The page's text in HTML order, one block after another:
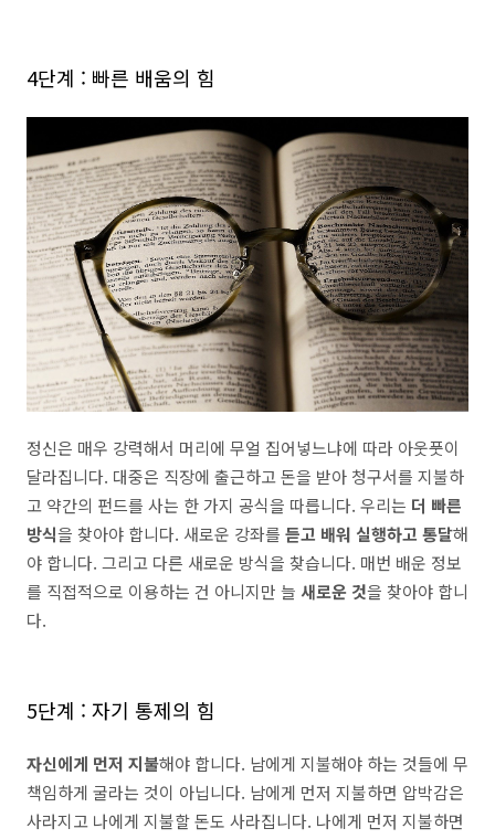
4단계 : 빠른 배움의 힘
정신은 매우 강력해서 머리에 무얼 집어넣느냐에 따라 아웃풋이
달라집니다. 대중은 직장에 출근하고 돈을 받아 청구서를 지불하
고 약간의 펀드를 사는 한 가지 공식을 따릅니다. 우리는 더 빠른
방식을 찾아야 합니다. 새로운 강좌를 듣고 배워 실행하고 통달해
야 합니다. 그리고 다른 새로운 방식을 찾습니다. 매번 배운 정보
를 직접적으로 이용하는 건 아니지만 늘 새로운 것을 찾아야 합니
다.
5단계 : 자기 통제의 힘
자신에게 먼저 지불해야 합니다. 남에게 지불해야 하는 것들에 무
책임하게 굴라는 것이 아닙니다. 남에게 먼저 지불하면 압박감은
사라지고 나에게 지불할 돈도 사라집니다. 나에게 먼저 지불하면